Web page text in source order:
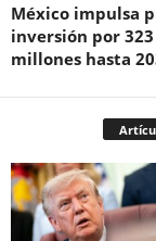
México impulsa
inversión por
millones hasta